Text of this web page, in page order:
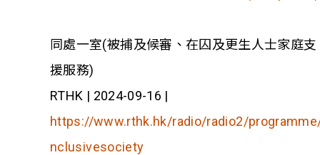
同處一室(被捕及候審、在囚及更生人士家庭支
援服務)
RTHK | 2024-09-16 |
https://www.rthk.hk/radio/radio2/
nclusivesociety